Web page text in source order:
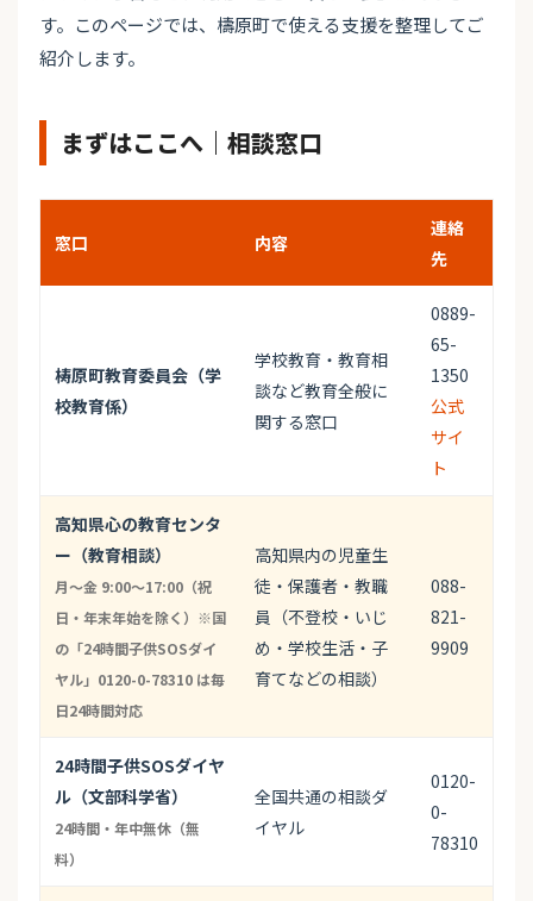
す。このページでは、檮原町で使える支援を整理してご
紹介します。
まずはここへ｜相談窓口
窓口 内容
連絡
先
梼原町教育委員会（学
校教育係）
学校教育・教育相
談など教育全般に
関する窓口
0889-
65-
1350
公式
サイ
ト
高知県心の教育センタ
ー（教育相談）
月〜金 9:00〜17:00（祝
日・年末年始を除く）※国
の「24時間子供SOSダイ
ヤル」0120-0-78310 は毎
日24時間対応
高知県内の児童生
徒・保護者・教職
員（不登校・いじ
め・学校生活・子
育てなどの相談）
088-
821-
9909
24時間子供SOSダイヤ
ル（文部科学省）
24時間・年中無休（無
料）
全国共通の相談ダ
イヤル
0120-
0-
78310